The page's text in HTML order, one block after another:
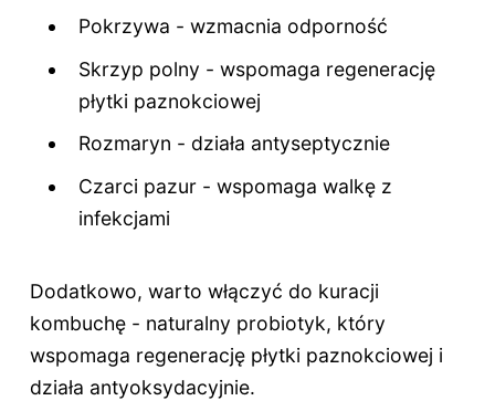
Pokrzywa - wzmacnia odporność
Skrzyp polny - wspomaga regenerację
płytki paznokciowej
Rozmaryn - działa antyseptycznie
Czarci pazur - wspomaga walkę z
infekcjami
Dodatkowo, warto włączyć do kuracji
kombuchę - naturalny probiotyk, który
wspomaga regenerację płytki paznokciowej i
działa antyoksydacyjnie.